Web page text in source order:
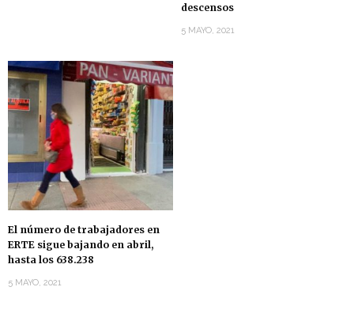
descensos
5 MAYO, 2021
El número de trabajadores en
ERTE sigue bajando en abril,
hasta los 638.238
5 MAYO, 2021